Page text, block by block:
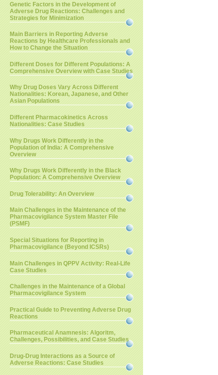
Genetic Factors in the Development of
Adverse Drug Reactions: Challenges and
Strategies for Minimization
Main Barriers in Reporting Adverse
Reactions by Healthcare Professionals and
How to Change the Situation
Different Doses for Different Populations: A
Comprehensive Overview with Case Studies
Why Drug Doses Vary Across Different
Nationalities: Korean, Japanese, and Other
Asian Populations
Different Pharmacokinetics Across
Nationalities: Case Studies
Why Drugs Work Differently in the
Population of India: A Comprehensive
Overview
Why Drugs Work Differently in the Black
Population: A Comprehensive Overview
Drug Tolerability: An Overview
Main Challenges in the Maintenance of the
Pharmacovigilance System Master File
(PSMF)
Special Situations for Reporting in
Pharmacovigilance (Beyond ICSRs)
Main Challenges in QPPV Activity: Real-Life
Case Studies
Challenges in the Maintenance of a Global
Pharmacovigilance System
Practical Guide to Preventing Adverse Drug
Reactions
Pharmaceutical Anamnesis: Algoritm,
Challenges, Possibilities, and Case Studies
Drug-Drug Interactions as a Source of
Adverse Reactions: Case Studies